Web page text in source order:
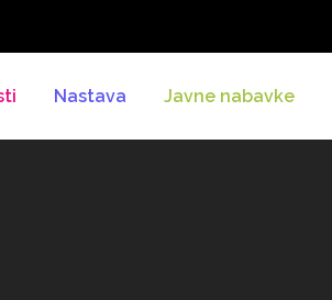
Nastava Javne nabavke